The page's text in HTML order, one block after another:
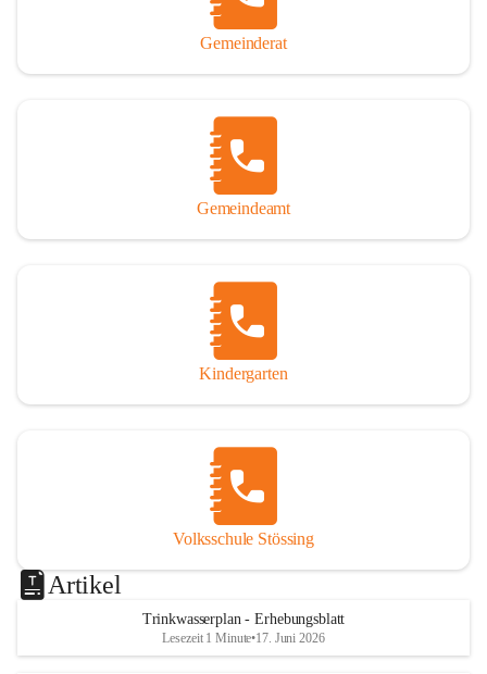
Gemeinderat
Gemeindeamt
Kindergarten
Volksschule Stössing
Artikel
Trinkwasserplan - Erhebungsblatt
Lesezeit 1 Minute•17. Juni 2026